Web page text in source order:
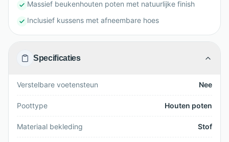
Massief beukenhouten poten met natuurlijke finish
Inclusief kussens met afneembare hoes
Specificaties
Verstelbare voetensteun Nee
Poottype Houten poten
Materiaal bekleding Stof